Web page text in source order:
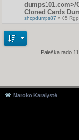
dumps101.com>/
Cloned Cards
shopdumps87 » 05
Paieška rado
Maroko Karalystė